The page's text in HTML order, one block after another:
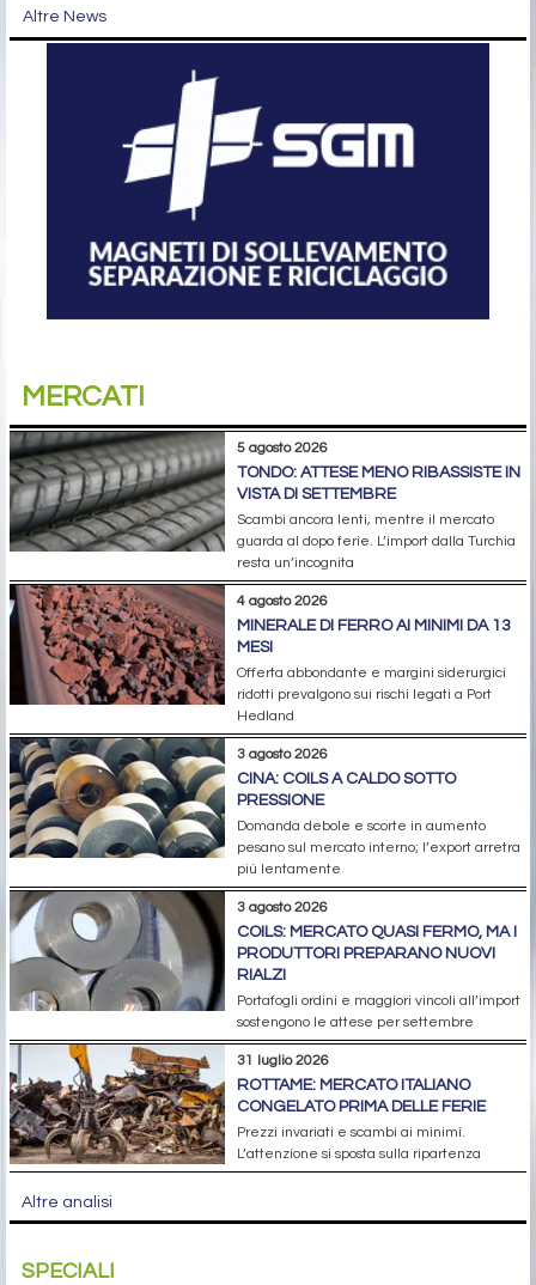
Altre News
MERCATI
5 agosto 2026
TONDO: ATTESE MENO RIBASSISTE IN
VISTA DI SETTEMBRE
Scambi ancora lenti, mentre il mercato
guarda al dopo ferie. L’import dalla Turchia
resta un’incognita
4 agosto 2026
MINERALE DI FERRO AI MINIMI DA 13
MESI
Offerta abbondante e margini siderurgici
ridotti prevalgono sui rischi legati a Port
Hedland
3 agosto 2026
CINA: COILS A CALDO SOTTO
PRESSIONE
Domanda debole e scorte in aumento
pesano sul mercato interno; l’export arretra
più lentamente
3 agosto 2026
COILS: MERCATO QUASI FERMO, MA I
PRODUTTORI PREPARANO NUOVI
RIALZI
Portafogli ordini e maggiori vincoli all’import
sostengono le attese per settembre
31 luglio 2026
ROTTAME: MERCATO ITALIANO
CONGELATO PRIMA DELLE FERIE
Prezzi invariati e scambi ai minimi.
L’attenzione si sposta sulla ripartenza
Altre analisi
SPECIALI